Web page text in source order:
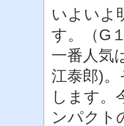
いよいよ
す。（G
一番人気
江泰郎)
します。
ンパクト